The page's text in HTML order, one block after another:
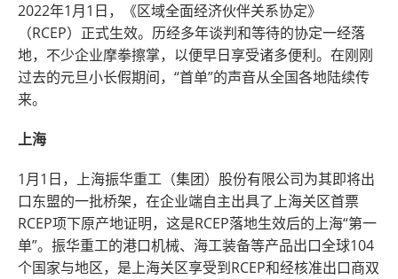
2022年1月1日，《区域全面经济伙伴关系协定》
（RCEP）正式生效。历经多年谈判和等待的协定一经落
地，不少企业摩拳擦掌，以便早日享受诸多便利。在刚刚
过去的元旦小长假期间，“首单”的声音从全国各地陆续传
来。
上海
1月1日，上海振华重工（集团）股份有限公司为其即将出
口东盟的一批桥架，在企业端自主出具了上海关区首票
RCEP项下原产地证明，这是RCEP落地生效后的上海“第一
单”。振华重工的港口机械、海工装备等产品出口全球104
个国家与地区，是上海关区享受到RCEP和经核准出口商双